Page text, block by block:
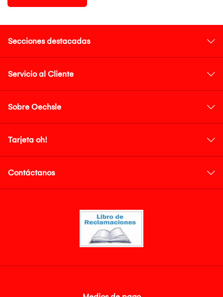
Secciones destacadas
Servicio al Cliente
Sobre Oechsle
Tarjeta oh!
Contáctanos